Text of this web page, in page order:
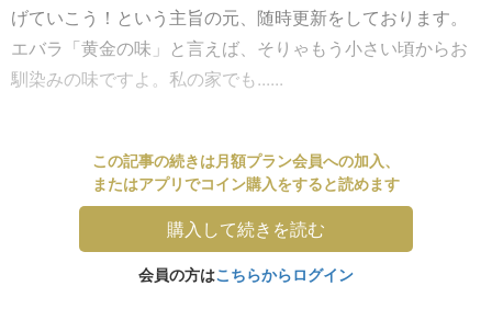
げていこう！という主旨の元、随時更新をしております。
エバラ「黄金の味」と言えば、そりゃもう小さい頃からお
馴染みの味ですよ。私の家でも......
この記事の続きは月額プラン会員への加入、
またはアプリでコイン購入をすると読めます
購入して続きを読む
会員の方はこちらからログイン